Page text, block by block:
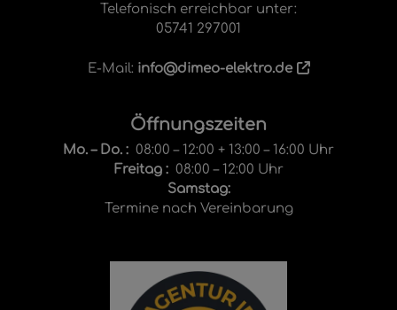
Telefonisch erreichbar unter:
05741 297001
E-Mail: info@dimeo-elektro.de
Öffnungszeiten
Mo. – Do. : 08:00 – 12:00 + 13:00 – 16:00 Uhr
Freitag :08:00 – 12:00 Uhr
Samstag:
Termine nach Vereinbarung